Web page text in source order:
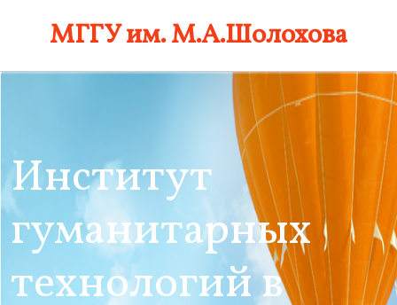
МГГУ им. М.А.Шолохова
Институт
гуманитарных
технологий в